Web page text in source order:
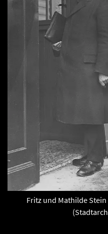
Fritz und Mathilde